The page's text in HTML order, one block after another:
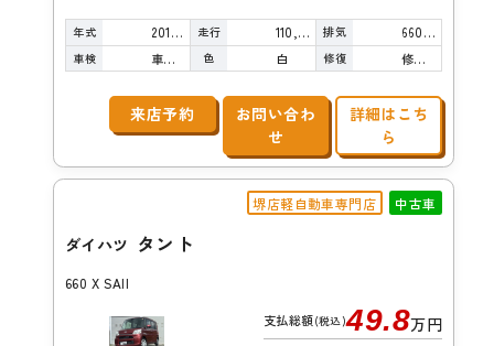
年式 2015年 走行 110,000km 排気 660cc
車検 車検整備付 色 白 修復 修復歴無し
来店予約
お問い合わ
せ
詳細はこち
ら
堺店軽自動車専門店 中古車
ダイハツ タント
660 X SAII
支払総額(税込)49.8万円